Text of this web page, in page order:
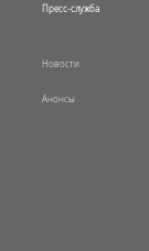
Пресс-служба
Новости
Анонсы